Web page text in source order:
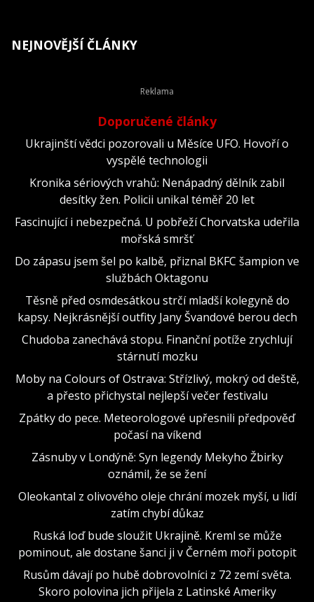
NEJNOVĚJŠÍ ČLÁNKY
Doporučené články
Ukrajinští vědci pozorovali u Měsíce UFO. Hovoří o
vyspělé technologii
Kronika sériových vrahů: Nenápadný dělník zabil
desítky žen. Policii unikal téměř 20 let
Fascinující i nebezpečná. U pobřeží Chorvatska udeřila
mořská smršť
Do zápasu jsem šel po kalbě, přiznal BKFC šampion ve
službách Oktagonu
Těsně před osmdesátkou strčí mladší kolegyně do
kapsy. Nejkrásnější outfity Jany Švandové berou dech
Chudoba zanechává stopu. Finanční potíže zrychlují
stárnutí mozku
Moby na Colours of Ostrava: Střízlivý, mokrý od deště,
a přesto přichystal nejlepší večer festivalu
Zpátky do pece. Meteorologové upřesnili předpověď
počasí na víkend
Zásnuby v Londýně: Syn legendy Mekyho Žbirky
oznámil, že se žení
Oleokantal z olivového oleje chrání mozek myší, u lidí
zatím chybí důkaz
Ruská loď bude sloužit Ukrajině. Kreml se může
pominout, ale dostane šanci ji v Černém moři potopit
Rusům dávají po hubě dobrovolníci z 72 zemí světa.
Skoro polovina jich přijela z Latinské Ameriky